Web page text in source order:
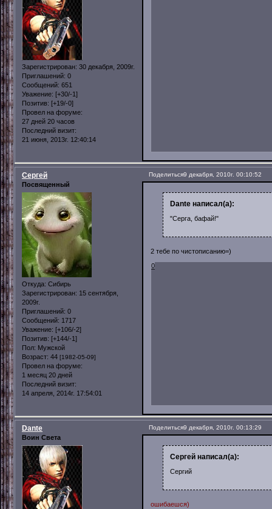
Зарегистрирован: 30 декабря, 2009г.
Приглашений: 0
Сообщений: 651
Уважение: [+30/-1]
Позитив: [+19/-0]
Провел на форуме:
27 дней 20 часов
Последний визит:
21 июня, 2013г. 12:40:14
Поделиться9 декабря, 2010г. 00:10:52
Сергей
Посвященный
Откуда: Сибирь
Зарегистрирован: 15 сентября,
2009г.
Приглашений: 0
Сообщений: 1717
Уважение: [+106/-2]
Позитив: [+144/-1]
Пол: Мужской
Возраст: 44 [1982-05-09]
Провел на форуме:
1 месяц 20 дней
Последний визит:
14 апреля, 2014г. 17:54:01
Dante написал(а):
"Серга, бафай!"
2 тебе по чистописанию=)
0
Поделиться9 декабря, 2010г. 00:13:29
Dante
Воин Света
Сергей написал(а):
Сергий
ошибаешся)